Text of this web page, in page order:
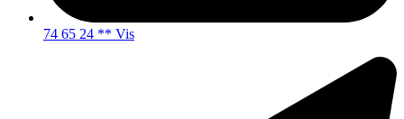
74 65 24 ** Vis